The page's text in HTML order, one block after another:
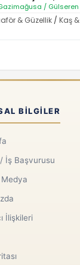
/ Gülseren
& Güzellik/ Kaş & Kirpik Laminasyonu
BILGILER
İş Başvurusu
Medya
İlişkileri